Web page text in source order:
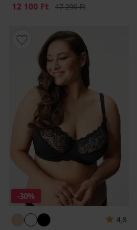
Kedvezmény
12 100 Ft Eredeti ár
17 290 Ft
-30%
4,8